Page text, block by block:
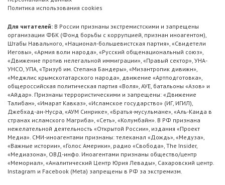
Политика использования cookies
Для читателей: В России признаны экстремистскими и запрещены
организации ФБК (Фонд борьбы с коррупцией, признан иноагентом),
Штабы Навального, «Национал-большевистская партия», «Свидетели
Иеговы», «Армия воли народа», «Русский общенациональный союз»,
«Движение против нелегальной иммиграции», «Правый сектор», УНА-
УНСО, УПА, «Тризуб им. Степана Бандеры», «Мизантропик дивижн»,
«Меджлис крымскотатарского народа», движение «Артподготовка»,
общероссийская политическая партия «Воля», АУЕ, батальоны «Азов» и
«Айдар». Признаны террористическими и запрещены: «Движение
Талибан», «Имарат Кавказ», «Исламское государство» (ИГ, ИГИЛ),
Джебхад-ан-Нусра, «АУМ Синрике», «Братья-мусульмане», «Аль-Каида в
странах исламского Магриба», «Сеть», «Колумбайн». В РФ признана
нежелательной деятельность «Открытой России», издания «Проект
Медиа». СМИ-иноагентами признаны: телеканал «Дождь», «Медуза»,
«Важные истории», «Голос Америки», радио «Свобода», The Insider,
«Медиазона», ОВД-инфо. Иноагентами признаны общество/центр
«Мемориал», «Аналитический Центр Юрия Левады», Сахаровский центр.
Instagram и Facebook (Metа) запрещены в РФ за экстремизм.